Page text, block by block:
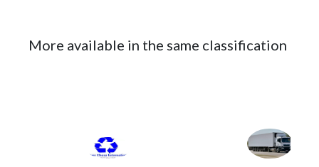
More available in the same classification